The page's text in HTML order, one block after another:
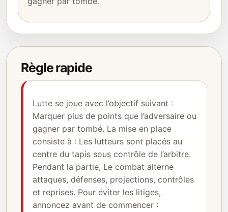
Règle rapide
Lutte se joue avec l’objectif suivant :
Marquer plus de points que l’adversaire ou
gagner par tombé. La mise en place
consiste à : Les lutteurs sont placés au
centre du tapis sous contrôle de l’arbitre.
Pendant la partie, Le combat alterne
attaques, défenses, projections, contrôles
et reprises. Pour éviter les litiges,
annoncez avant de commencer :